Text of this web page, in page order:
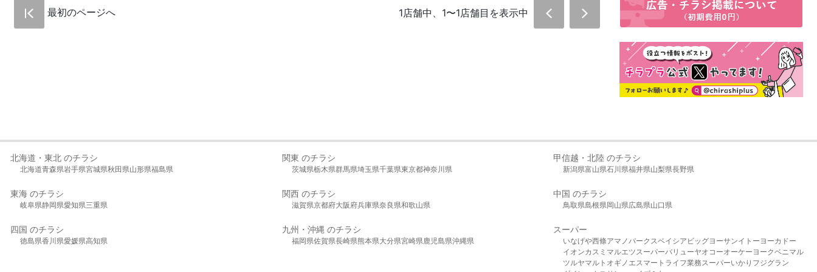
最初のページへ 1店舗中、1〜1店舗目を表示中
北海道・東北 のチラシ
北海道青森県岩手県宮城県秋田県山形県福島県
関東 のチラシ
茨城県栃木県群馬県埼玉県千葉県東京都神奈川県
甲信越・北陸 のチラシ
新潟県富山県石川県福井県山梨県長野県
東海 のチラシ
岐阜県静岡県愛知県三重県
関西 のチラシ
滋賀県京都府大阪府兵庫県奈良県和歌山県
中国 のチラシ
鳥取県島根県岡山県広島県山口県
四国 のチラシ
徳島県香川県愛媛県高知県
九州・沖縄 のチラシ
福岡県佐賀県長崎県熊本県大分県宮崎県 鹿児島県沖縄県
スーパー
いなげや西條アマノパークスベイシア ビッグヨーサンイトーヨーカドー
イオンカスミ マルエツ スーパーバリューヤオコーオーケー ヨークベニマル
ツルヤマルト オギノ エスマート ライフ業務スーパーいかり フジグラン